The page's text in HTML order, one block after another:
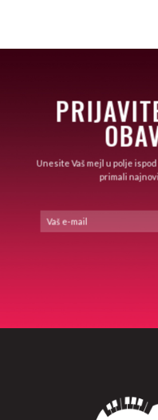
Unesite Vaš mejl u polje
primali